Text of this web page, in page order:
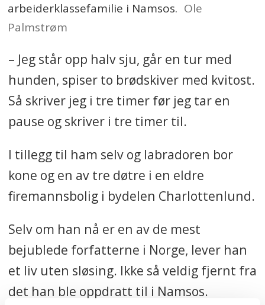
arbeiderklassefamilie i Namsos. Ole
Palmstrøm
– Jeg står opp halv sju, går en tur med
hunden, spiser to brødskiver med kvitost.
Så skriver jeg i tre timer før jeg tar en
pause og skriver i tre timer til.
I tillegg til ham selv og labradoren bor
kone og en av tre døtre i en eldre
firemannsbolig i bydelen Charlottenlund.
Selv om han nå er en av de mest
bejublede forfatterne i Norge, lever han
et liv uten sløsing. Ikke så veldig fjernt fra
det han ble oppdratt til i Namsos.